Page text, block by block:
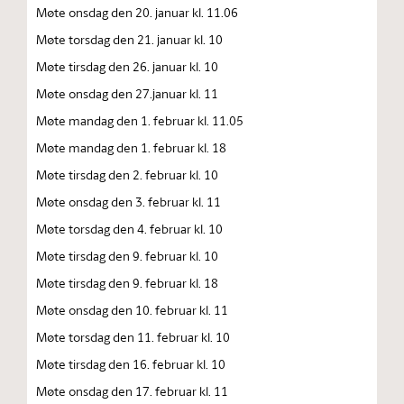
Møte onsdag den 20. januar kl. 11.06
Møte torsdag den 21. januar kl. 10
Møte tirsdag den 26. januar kl. 10
Møte onsdag den 27.januar kl. 11
Møte mandag den 1. februar kl. 11.05
Møte mandag den 1. februar kl. 18
Møte tirsdag den 2. februar kl. 10
Møte onsdag den 3. februar kl. 11
Møte torsdag den 4. februar kl. 10
Møte tirsdag den 9. februar kl. 10
Møte tirsdag den 9. februar kl. 18
Møte onsdag den 10. februar kl. 11
Møte torsdag den 11. februar kl. 10
Møte tirsdag den 16. februar kl. 10
Møte onsdag den 17. februar kl. 11